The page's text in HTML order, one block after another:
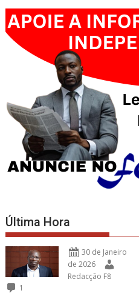
Última Hora
30 de Janeiro
de 2026
Redacção F8
1